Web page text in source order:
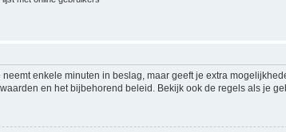
enkele minuten in beslag, maar geeft je extra
en het bijbehorend beleid. Bekijk ook de regels als je